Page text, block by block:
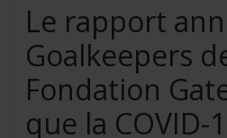
Le rapport
Goalkeepers
Fondation
que la COVID-